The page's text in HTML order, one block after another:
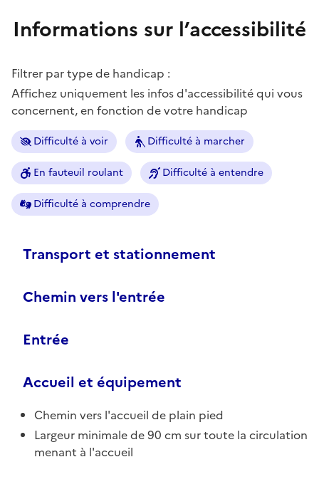
Informations sur l’accessibilité
Filtrer par type de handicap :
Affichez uniquement les infos d'accessibilité qui vous
concernent, en fonction de votre handicap
Difficulté à voir Difficulté à marcher
En fauteuil roulant Difficulté à entendre
Difficulté à comprendre
Transport et stationnement
Chemin vers l'entrée
Entrée
Accueil et équipement
Chemin vers l'accueil de plain pied
Largeur minimale de 90 cm sur toute la circulation
menant à l'accueil